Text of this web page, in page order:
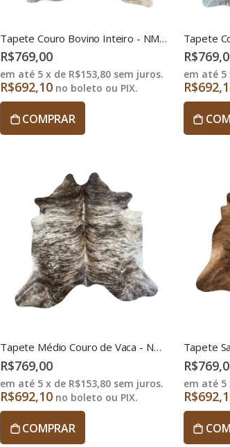
Tapete Couro Bovino Inteiro - NMAC3
R$769,00
em até 5 x de R$153,80 sem juros.
R$692,10 no boleto ou PIX.
COMPRAR
Tapete
em até 5
Tapete Médio Couro de Vaca - NMAM2
R$769,00
em até 5 x de R$153,80 sem juros.
R$692,10 no boleto ou PIX.
COMPRAR
em até 5